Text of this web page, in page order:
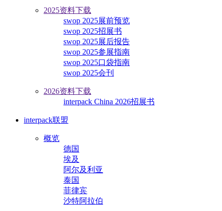
2025资料下载
swop 2025展前预览
swop 2025招展书
swop 2025展后报告
swop 2025参展指南
swop 2025口袋指南
swop 2025会刊
2026资料下载
interpack China 2026招展书
interpack联盟
概览
德国
埃及
阿尔及利亚
泰国
菲律宾
沙特阿拉伯